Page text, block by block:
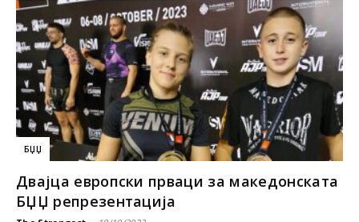
БЏЏ
Двајца европски прваци за македонската
БЏЏ репрезентација